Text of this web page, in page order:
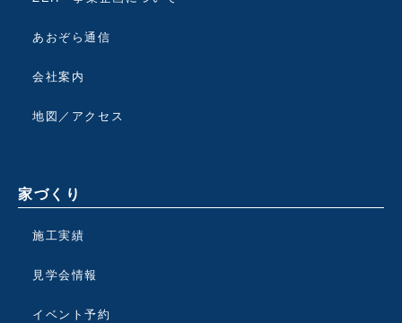
あおぞら通信
会社案内
地図／アクセス
家づくり
施工実績
見学会情報
イベント予約